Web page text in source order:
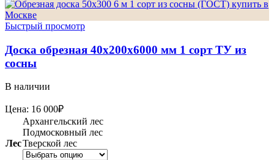
Быстрый просмотр
Доска обрезная 40х200х6000 мм 1 сорт ТУ из
сосны
В наличии
Цена: 16 000₽
Лес
Архангельский лес
Подмосковный лес
Тверской лес